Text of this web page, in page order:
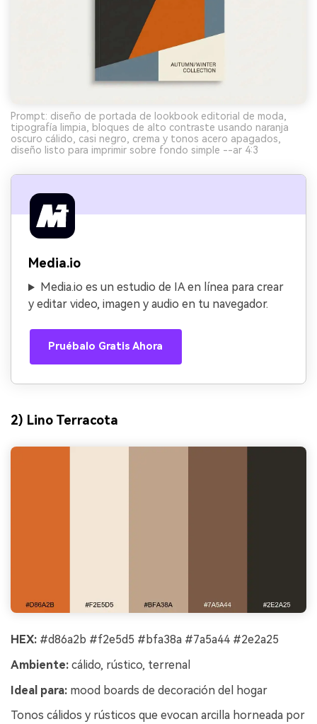
Prompt: diseño de portada de lookbook editorial de moda,
tipografía limpia, bloques de alto contraste usando naranja
oscuro cálido, casi negro, crema y tonos acero apagados,
diseño listo para imprimir sobre fondo simple --ar 4:3
Media.io
Media.io es un estudio de IA en línea para crear
y editar video, imagen y audio en tu navegador.
Pruébalo Gratis Ahora
2) Lino Terracota
HEX: #d86a2b #f2e5d5 #bfa38a #7a5a44 #2e2a25
Ambiente: cálido, rústico, terrenal
Ideal para: mood boards de decoración del hogar
Tonos cálidos y rústicos que evocan arcilla horneada por